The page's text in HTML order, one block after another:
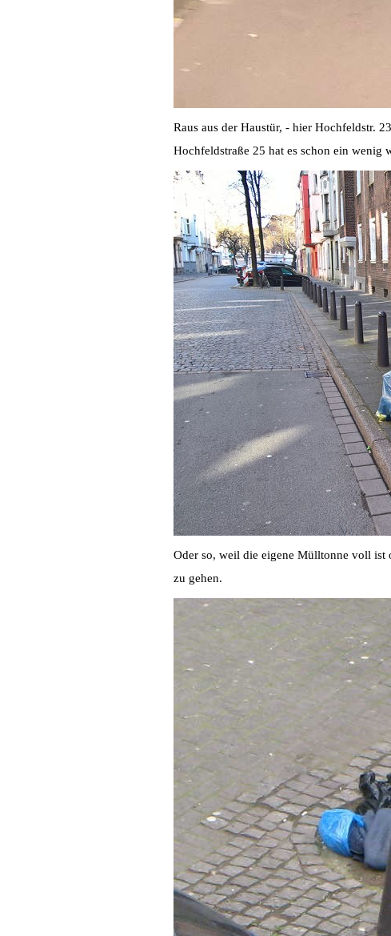
Raus aus der Haustür, - hier Hochfeldstr.
Hochfeldstraße 25 hat es schon ein wenig
Oder so, weil die eigene Mülltonne voll ist
zu gehen.